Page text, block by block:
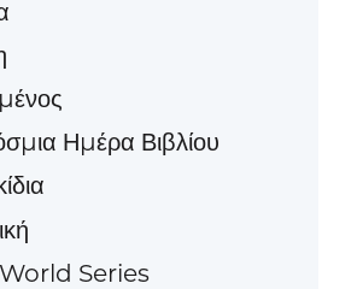
Ημέρα Βιβλίου
Series